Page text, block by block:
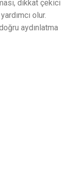
dikkat çekici
olur.
aydınlatma